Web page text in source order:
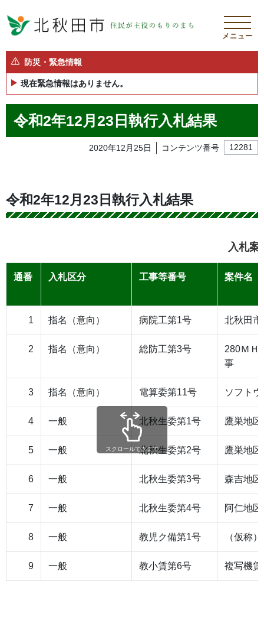
メニュー
防災・緊急情報
現在緊急情報はありません。
令和2年12月23日執行入札結果
2020年12月25日 コンテンツ番号 12281
令和2年12月23日執行入札結果
入札案
通番 入札区分 工事等番号 案件名
1 指名（意向） 病院工第1号 北秋田
2 指名（意向） 総防工第3号
280ＭＨ
事
3 指名（意向） 電算委第11号 ソフト
4 一般 北秋生委第1号 鷹巣地
5 一般 北秋生委第2号 鷹巣地
6 一般 北秋生委第3号 森吉地
7 一般 北秋生委第4号 阿仁地
8 一般 教児ク備第1号 （仮称
9 一般 教小賃第6号 複写機
スクロールできます